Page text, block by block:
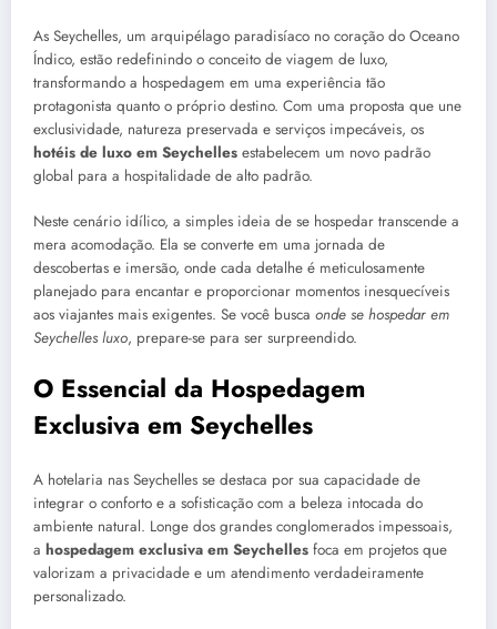
As Seychelles, um arquipélago paradisíaco no coração do Oceano
Índico, estão redefinindo o conceito de viagem de luxo,
transformando a hospedagem em uma experiência tão
protagonista quanto o próprio destino. Com uma proposta que une
exclusividade, natureza preservada e serviços impecáveis, os
hotéis de luxo em Seychelles estabelecem um novo padrão
global para a hospitalidade de alto padrão.
Neste cenário idílico, a simples ideia de se hospedar transcende a
mera acomodação. Ela se converte em uma jornada de
descobertas e imersão, onde cada detalhe é meticulosamente
planejado para encantar e proporcionar momentos inesquecíveis
aos viajantes mais exigentes. Se você busca onde se hospedar em
Seychelles luxo, prepare-se para ser surpreendido.
O Essencial da Hospedagem
Exclusiva em Seychelles
A hotelaria nas Seychelles se destaca por sua capacidade de
integrar o conforto e a sofisticação com a beleza intocada do
ambiente natural. Longe dos grandes conglomerados impessoais,
a hospedagem exclusiva em Seychelles foca em projetos que
valorizam a privacidade e um atendimento verdadeiramente
personalizado.